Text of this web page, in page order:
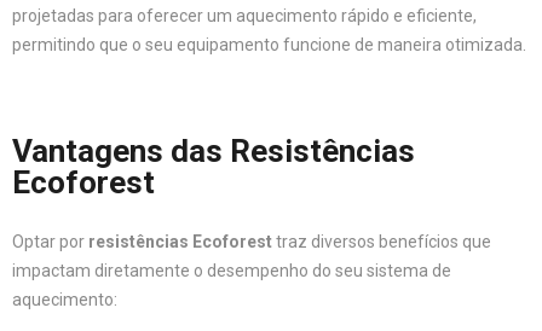
projetadas para oferecer um aquecimento rápido e eficiente,
permitindo que o seu equipamento funcione de maneira otimizada.
Vantagens das Resistências
Ecoforest
Optar por resistências Ecoforesttraz diversos benefícios que
impactam diretamente o desempenho do seu sistema de
aquecimento: